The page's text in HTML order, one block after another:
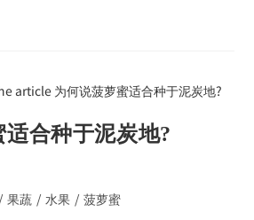
合种于泥炭地?
/ 果蔬 / 水果 / 菠萝蜜